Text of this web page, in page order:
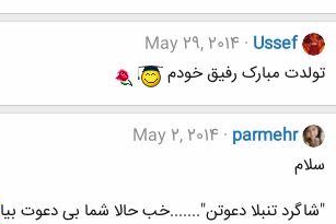
Ussef
May 29, 2014
تولدت مبارک رفیق خودم
parmehr
May 2, 2014
سلام
"شاگرد تنبلا دعوتن".......خب حالا شما بی دعوت بیا